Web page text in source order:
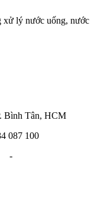
xử lý nước uống, nước
Bình Tân, HCM
087 100
-